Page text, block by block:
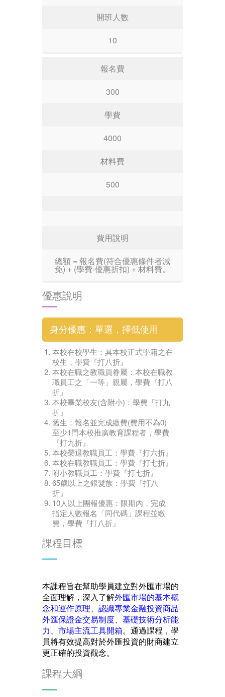
開班人數
10
報名費
300
學費
4000
材料費
500
費用說明
總額 = 報名費(符合優惠條件者減
免) + (學費-優惠折扣) + 材料費。
優惠說明
身分優惠：單選，擇低使用
本校在校學生：具本校正式學籍之在
校生，學費『打八折』
本校在職之教職員眷屬：本校在職教
職員工之「一等」親屬，學費『打八
折』
本校畢業校友(含附小)：學費『打九
折』
舊生：報名並完成繳費(費用不為0)
至少1門本校推廣教育課程者，學費
『打九折』
本校榮退教職員工：學費『打六折』
本校在職教職員工：學費『打七折』
附小教職員工：學費『打七折』
65歲以上之銀髮族：學費『打八
折』
10人以上團報優惠：限期內，完成
指定人數報名「同代碼」課程並繳
費，學費『打八折』
課程目標
本課程旨在幫助學員建立對外匯市場的
全面理解，深入了解外匯市場的基本概
念和運作原理、認識專業金融投資商品
外匯保證金交易制度、基礎技術分析能
力、市場主流工具開箱。通過課程，學
員將有效提高對於外匯投資的財商建立
更正確的投資觀念。
課程大綱